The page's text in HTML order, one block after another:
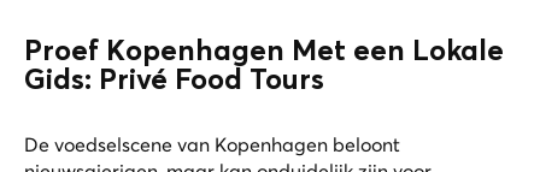
Proef Kopenhagen Met een Lokale
Gids: Privé Food Tours
De voedselscene van Kopenhagen beloont